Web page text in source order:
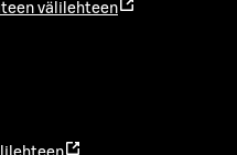
välilehteen